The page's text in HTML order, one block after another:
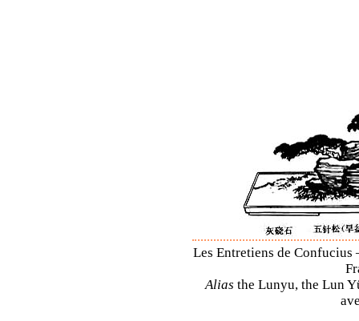
Les Entretiens de
Alias the Lunyu, the Lun